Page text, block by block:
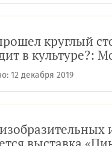
круглый
в культуре?:
XXI века»
12 декабря 2019